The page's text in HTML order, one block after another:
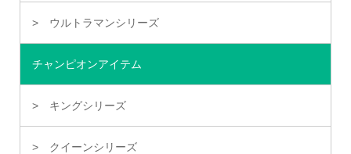
ウルトラマンシリーズ
チャンピオンアイテム
キングシリーズ
クイーンシリーズ